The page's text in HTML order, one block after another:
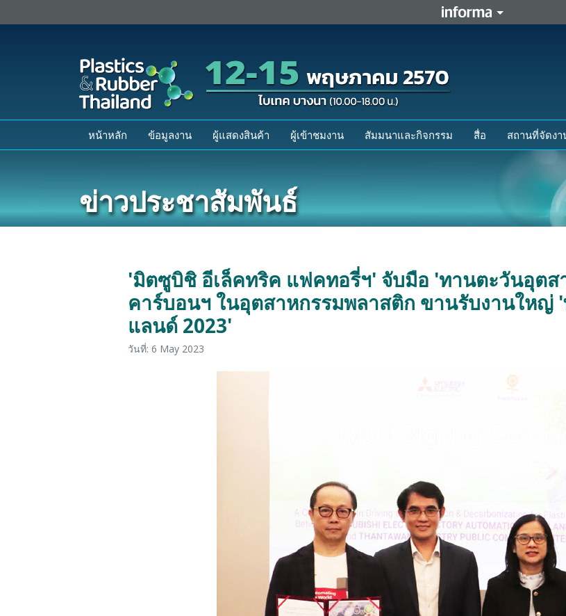
หน้าหลัก ข้อมูลงาน ผู้แสดงสินค้า ผู้เข้าชมงาน สัมมนาและกิจกรรม สื่อ สถานที่จัดงา
ข่าวประชาสัมพันธ์
'มิตซูบิชิ อีเล็คทริค แฟคทอรี่ฯ' จับมือ 'ทานตะวันอุต
คาร์บอนฯ ในอุตสาหกรรมพลาสติก ขานรับงานใหญ่
แลนด์ 2023'
วันที่: 6 May 2023